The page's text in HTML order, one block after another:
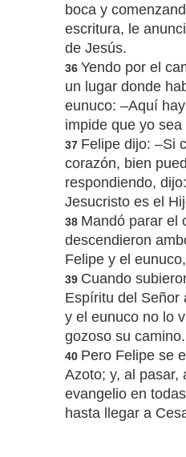
boca y
escritura, le
de Jesús.
36 Yendo por el
un lugar donde
eunuco: –Aquí
impide que yo
37 Felipe dijo: –Si
corazón, bien
respondiendo,
Jesucristo es el
38 Mandó parar el
descendieron
Felipe y el
39 Cuando
Espíritu del Señor
y el eunuco no lo
gozoso su camino.
40 Pero Felipe se
Azoto; y, al pasar,
evangelio en
hasta llegar a